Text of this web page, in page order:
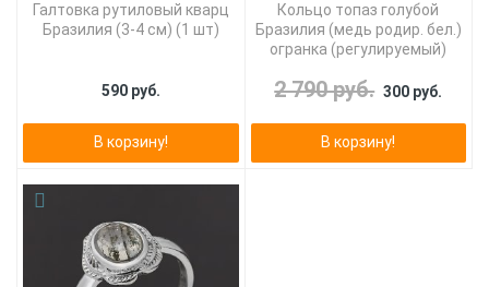
Галтовка рутиловый кварц
Бразилия (3-4 см) (1 шт)
590 руб.
В корзину!
Кольцо топаз голубой
Бразилия (медь родир. бел.)
огранка (регулируемый)
2 790 руб. 300 руб.
В корзину!